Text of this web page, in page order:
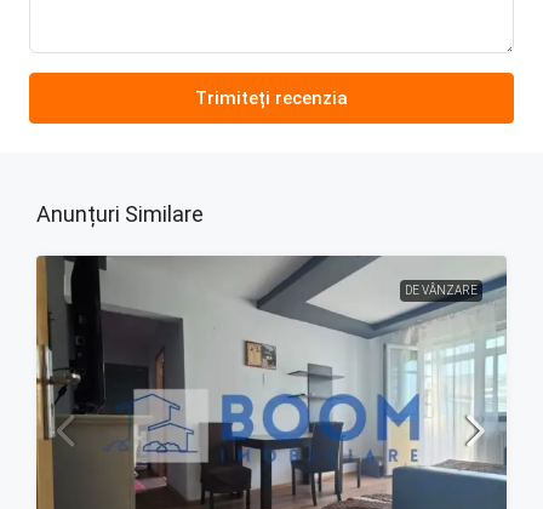
Trimiteți recenzia
Anunțuri Similare
DE VÂNZARE